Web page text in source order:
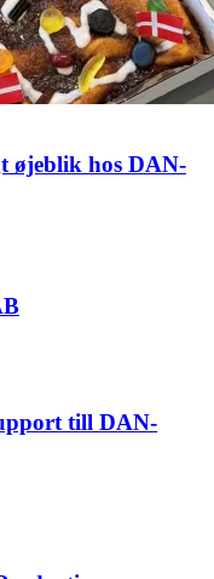
øjeblik hos DAN-
till DAN-